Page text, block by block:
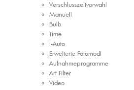
Verschlusszeit​vorwahl
Manuell
Bulb
Time
i-Auto
Erweiterte Fotomodi
Aufnahmeprogramme
Art Filter
Video